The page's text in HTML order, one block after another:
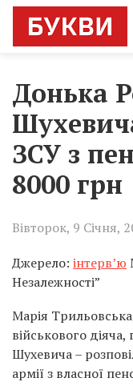
Донька
ЗСУ з
8000 грн
Вівторок, 9 Січня,
Джерело: інтерв’ю
Незалежності”
Марія
військового
Шухевича –
армії з власної